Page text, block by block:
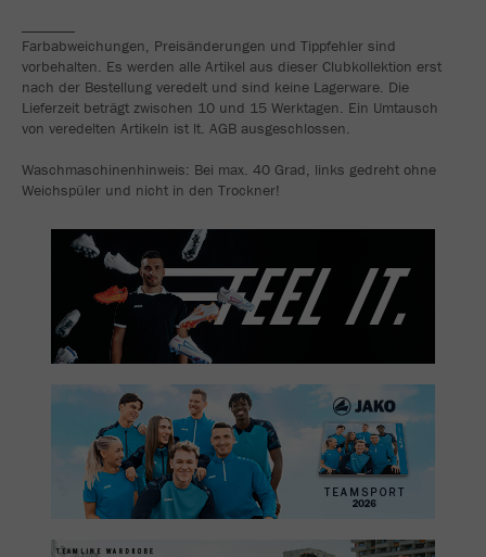
Farbabweichungen, Preisänderungen und Tippfehler sind
vorbehalten. Es werden alle Artikel aus dieser Clubkollektion erst
nach der Bestellung veredelt und sind keine Lagerware. Die
Lieferzeit beträgt zwischen 10 und 15 Werktagen. Ein Umtausch
von veredelten Artikeln ist lt. AGB ausgeschlossen.
Waschmaschinenhinweis: Bei max. 40 Grad, links gedreht ohne
Weichspüler und nicht in den Trockner!